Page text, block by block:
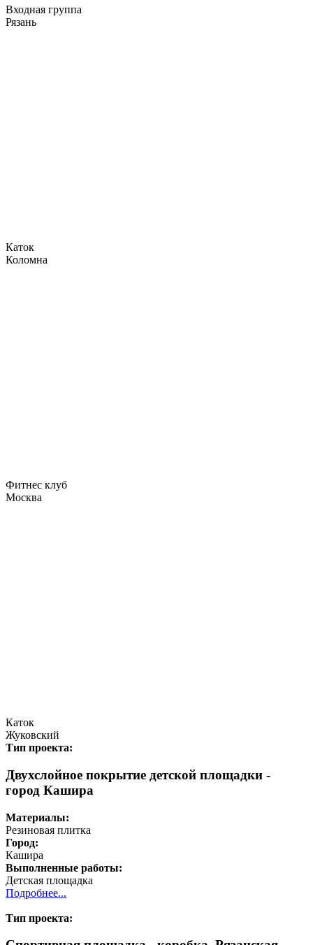
Входная группа
Рязань
Каток
Коломна
Фитнес клуб
Москва
Каток
Жуковский
Тип проекта:
Двухслойное покрытие детской площадки -
город Кашира
Материалы:
Резиновая плитка
Город:
Кашира
Выполненные работы:
Детская площадка
Подробнее...
Тип проекта: